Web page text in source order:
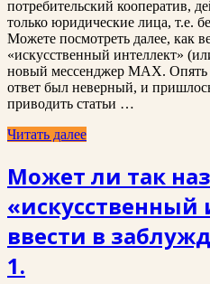
потребительский кооператив,
только юридические лица, т.е.
Можете посмотреть далее, как
«искусственный интеллект»
новый мессенджер MAX. Опять
ответ был неверный, и
приводить статьи …
Читать далее
Может ли так
«искусственный
ввести в
1.